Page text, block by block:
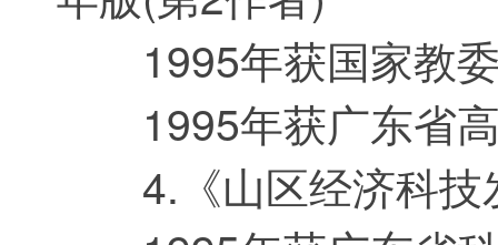
1995年获国家教委
1995年获广东省高
4.《山区经济科技